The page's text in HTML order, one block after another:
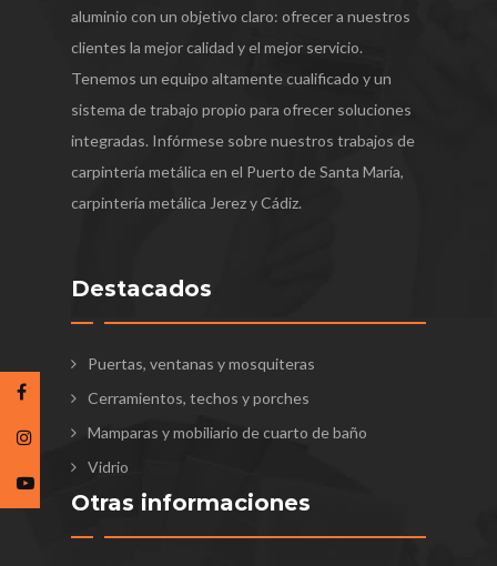
aluminio con un objetivo claro: ofrecer a nuestros
clientes la mejor calidad y el mejor servicio.
Tenemos un equipo altamente cualificado y un
sistema de trabajo propio para ofrecer soluciones
integradas. Infórmese sobre nuestros trabajos de
carpintería metálica en el Puerto de Santa María,
carpintería metálica Jerez y Cádiz.
Destacados
Puertas, ventanas y mosquiteras
Cerramientos, techos y porches
Mamparas y mobiliario de cuarto de baño
Vidrio
Otras informaciones